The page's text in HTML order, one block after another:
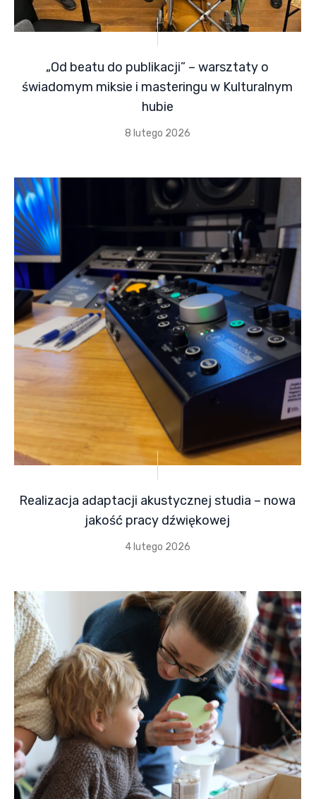
„Od beatu do publikacji” – warsztaty o
świadomym miksie i masteringu w Kulturalnym
hubie
8 lutego 2026
Realizacja adaptacji akustycznej studia – nowa
jakość pracy dźwiękowej
4 lutego 2026